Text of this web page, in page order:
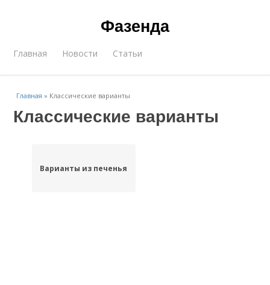
Фазенда
Главная Новости Статьи
Главная » Классические варианты
Классические варианты
Варианты из печенья